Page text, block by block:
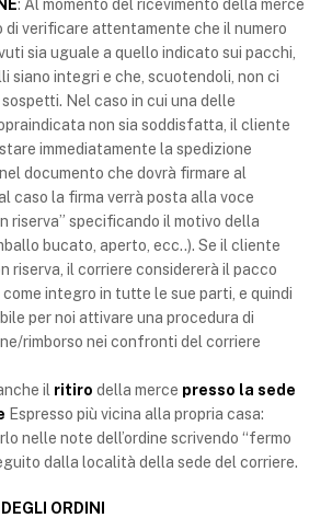
: Al momento del ricevimento della merce
di verificare attentamente che il numero
sia uguale a quello indicato sui pacchi,
siano integri e che, scuotendoli, non ci
Nel caso in cui una delle
non sia soddisfatta, il cliente
immediatamente la spedizione
documento che dovrà firmare al
caso la firma verrà posta alla voce
riserva” specificando il motivo della
bucato, aperto, ecc..). Se il cliente
riserva, il corriere considererà il pacco
integro in tutte le sue parti, e quindi
per noi attivare una procedura di
rimborso nei confronti del corriere
il ritiro della merce presso la sede
Espresso più vicina alla propria casa:
nelle note dell’ordine scrivendo “fermo
dalla località della sede del corriere.
ORDINI